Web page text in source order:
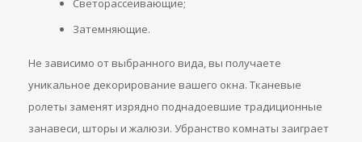
Светорассеивающие;
Затемняющие.
Не зависимо от выбранного вида, вы получаете
уникальное декорирование вашего окна. Тканевые
ролеты заменят изрядно поднадоевшие традиционные
занавеси, шторы и жалюзи. Убранство комнаты заиграет